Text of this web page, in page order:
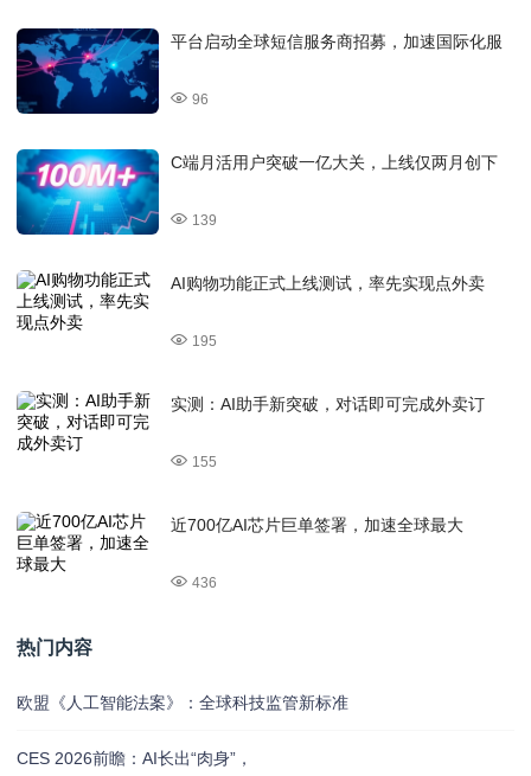
平台启动全球短信服务商招募，加速国际化服
96
C端月活用户突破一亿大关，上线仅两月创下
139
AI购物功能正式上线测试，率先实现点外卖
195
实测：AI助手新突破，对话即可完成外卖订
155
近700亿AI芯片巨单签署，加速全球最大
436
热门内容
欧盟《人工智能法案》：全球科技监管新标准
CES 2026前瞻：AI长出“肉身”，